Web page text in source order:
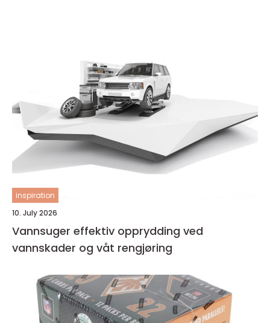
inspiration
10. July 2026
Vannsuger effektiv opprydding ved
vannskader og våt rengjøring